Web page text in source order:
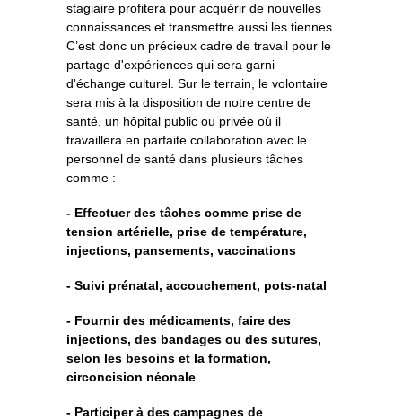
stagiaire profitera pour acquérir de nouvelles
connaissances et transmettre aussi les tiennes.
C’est donc un précieux cadre de travail pour le
partage d'expériences qui sera garni
d'échange culturel. Sur le terrain, le volontaire
sera mis à la disposition de notre centre de
santé, un hôpital public ou privée où il
travaillera en parfaite collaboration avec le
personnel de santé dans plusieurs tâches
comme :
- Effectuer des tâches comme prise de
tension artérielle, prise de température,
injections, pansements, vaccinations
- Suivi prénatal, accouchement, pots-natal
- Fournir des médicaments, faire des
injections, des bandages ou des sutures,
selon les besoins et la formation,
circoncision néonale
- Participer à des campagnes de